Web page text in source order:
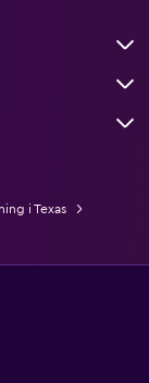
i Texas